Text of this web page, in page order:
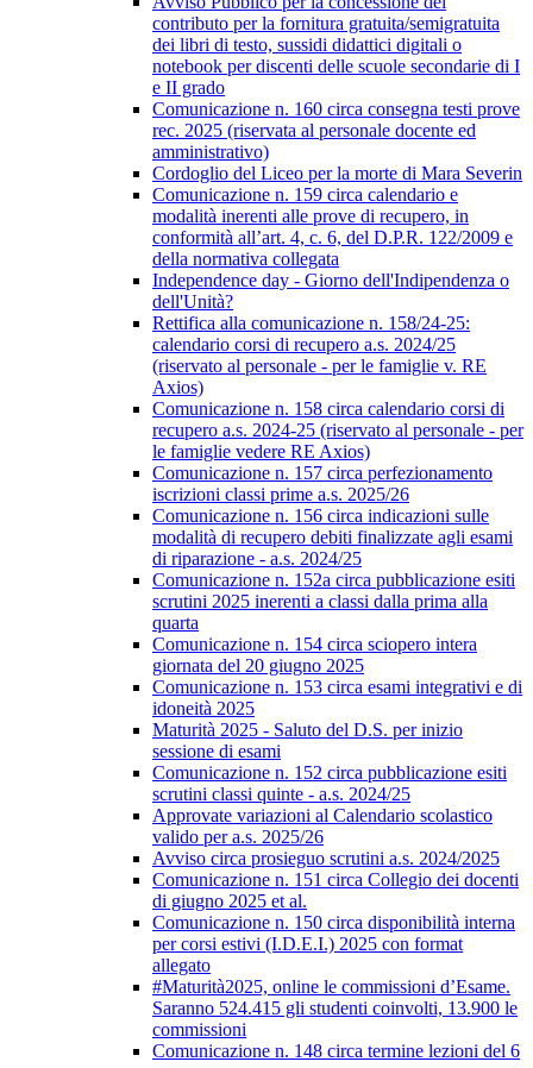
contributo per la fornitura gratuita/semigratuita
dei libri di testo, sussidi didattici digitali o
notebook per discenti delle scuole secondarie di I
e II grado
Comunicazione n. 160 circa consegna testi prove
rec. 2025 (riservata al personale docente ed
amministrativo)
Cordoglio del Liceo per la morte di Mara Severin
Comunicazione n. 159 circa calendario e
modalità inerenti alle prove di recupero, in
conformità all’art. 4, c. 6, del D.P.R. 122/2009 e
della normativa collegata
Independence day - Giorno dell'Indipendenza o
dell'Unità?
Rettifica alla comunicazione n. 158/24-25:
calendario corsi di recupero a.s. 2024/25
(riservato al personale - per le famiglie v. RE
Axios)
Comunicazione n. 158 circa calendario corsi di
recupero a.s. 2024-25 (riservato al personale - per
le famiglie vedere RE Axios)
Comunicazione n. 157 circa perfezionamento
iscrizioni classi prime a.s. 2025/26
Comunicazione n. 156 circa indicazioni sulle
modalità di recupero debiti finalizzate agli esami
di riparazione - a.s. 2024/25
Comunicazione n. 152a circa pubblicazione esiti
scrutini 2025 inerenti a classi dalla prima alla
quarta
Comunicazione n. 154 circa sciopero intera
giornata del 20 giugno 2025
Comunicazione n. 153 circa esami integrativi e di
idoneità 2025
Maturità 2025 - Saluto del D.S. per inizio
sessione di esami
Comunicazione n. 152 circa pubblicazione esiti
scrutini classi quinte - a.s. 2024/25
Approvate variazioni al Calendario scolastico
valido per a.s. 2025/26
Avviso circa prosieguo scrutini a.s. 2024/2025
Comunicazione n. 151 circa Collegio dei docenti
di giugno 2025 et al.
Comunicazione n. 150 circa disponibilità interna
per corsi estivi (I.D.E.I.) 2025 con format
allegato
#Maturità2025, online le commissioni d’Esame.
Saranno 524.415 gli studenti coinvolti, 13.900 le
commissioni
Comunicazione n. 148 circa termine lezioni del 6